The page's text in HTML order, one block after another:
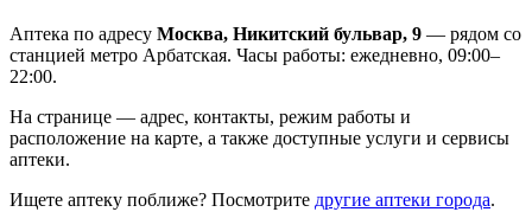
Аптека по адресу Москва, Никитский бульвар, 9 — рядом со
станцией метро Арбатская. Часы работы: ежедневно, 09:00–
22:00.
На странице — адрес, контакты, режим работы и
расположение на карте, а также доступные услуги и сервисы
аптеки.
Ищете аптеку поближе? Посмотрите другие аптеки города.